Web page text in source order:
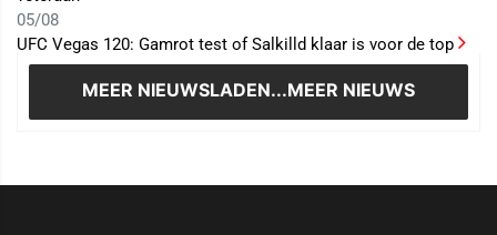
05/08
UFC Vegas 120: Gamrot test of Salkilld klaar is voor de top
MEER NIEUWSLADEN...MEER NIEUWS